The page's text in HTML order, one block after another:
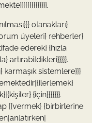
olanakları}
üyeleri} rehberler}
ederek} {hızla
artırabildikleri}}}}}.
sistemlere}}}
{için}}}}}}}.
[[vermek} {birbirlerine